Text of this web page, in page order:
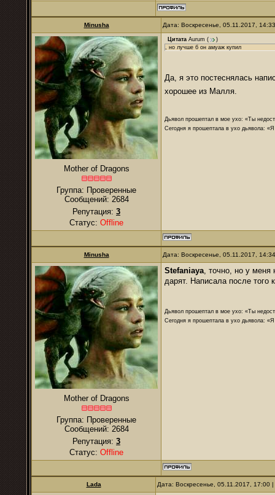
Minusha Дата: Воскресенье, 05.11.2017,
Mother of Dragons
Группа: Проверенные
Сообщений: 2684
Репутация: 3
Статус: Offline
Цитата Aurum (
)
, но лучше б он амуаж купил
Да, я это постеснялась
хорошее из Малля.
Дьявол прошептал в мое ухо: «Ты
Сегодня я прошептала в ухо дьявола:
Minusha Дата: Воскресенье, 05.11.2017,
Mother of Dragons
Группа: Проверенные
Сообщений: 2684
Репутация: 3
Статус: Offline
Stefaniaya, точно, но у меня
дарят. Написала после
Дьявол прошептал в мое ухо: «Ты
Сегодня я прошептала в ухо дьявола:
Lada Дата: Воскресенье, 05.11.2017,